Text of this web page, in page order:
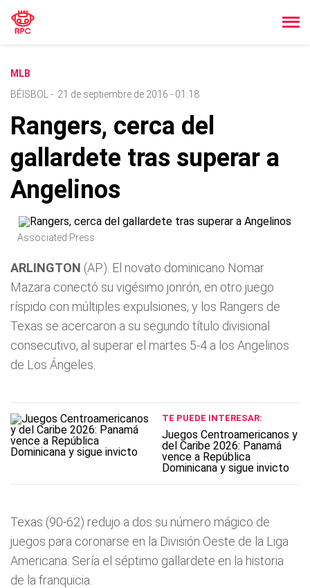
MLB
BÉISBOL
- 21 de septiembre de 2016 - 01:18
Rangers, cerca del
gallardete tras superar a
Angelinos
Associated Press
ARLINGTON (AP). El novato dominicano Nomar
Mazara conectó su vigésimo jonrón, en otro juego
ríspido con múltiples expulsiones, y los Rangers de
Texas se acercaron a su segundo título divisional
consecutivo, al superar el martes 5-4 a los Angelinos
de Los Ángeles.
TE PUEDE INTERESAR:
Juegos Centroamericanos y
del Caribe 2026: Panamá
vence a República
Dominicana y sigue invicto
Texas (90-62) redujo a dos su número mágico de
juegos para coronarse en la División Oeste de la Liga
Americana. Sería el séptimo gallardete en la historia
de la franquicia.